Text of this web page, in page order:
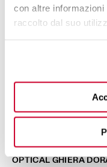
con altre
raccolto dal suo
OPTICAL GHIERA